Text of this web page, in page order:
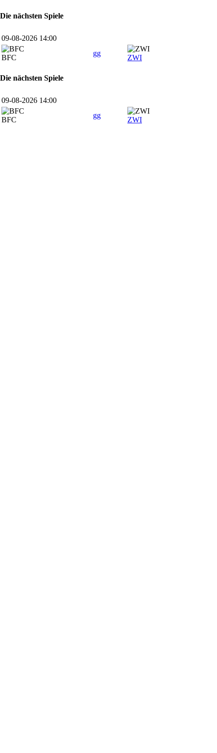
Die nächsten Spiele
09-08-2026 14:00
BFC
gg
ZWI
Die nächsten Spiele
09-08-2026 14:00
BFC
gg
ZWI